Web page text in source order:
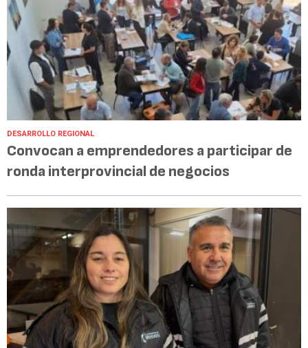
DESARROLLO REGIONAL
Convocan a emprendedores a participar de
ronda interprovincial de negocios